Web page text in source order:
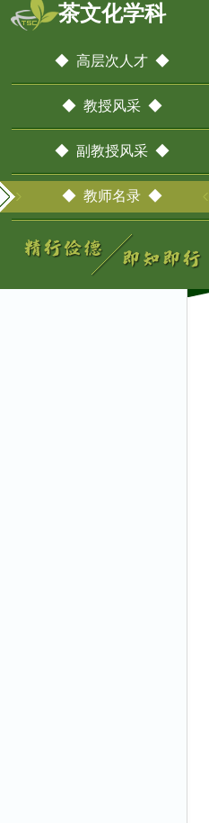
茶文化学科
◆ 高层次人才 ◆
◆ 教授风采 ◆
◆ 副教授风采 ◆
◆ 教师名录 ◆